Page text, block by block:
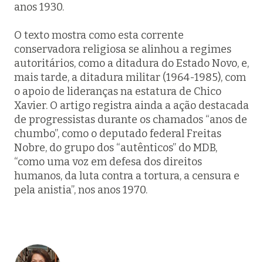
anos 1930.
O texto mostra como esta corrente
conservadora religiosa se alinhou a regimes
autoritários, como a ditadura do Estado Novo, e,
mais tarde, a ditadura militar (1964-1985), com
o apoio de lideranças na estatura de Chico
Xavier. O artigo registra ainda a ação destacada
de progressistas durante os chamados “anos de
chumbo”, como o deputado federal Freitas
Nobre, do grupo dos “autênticos” do MDB,
“como uma voz em defesa dos direitos
humanos, da luta contra a tortura, a censura e
pela anistia”, nos anos 1970.